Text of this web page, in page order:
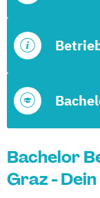
Bachelor
Graz -